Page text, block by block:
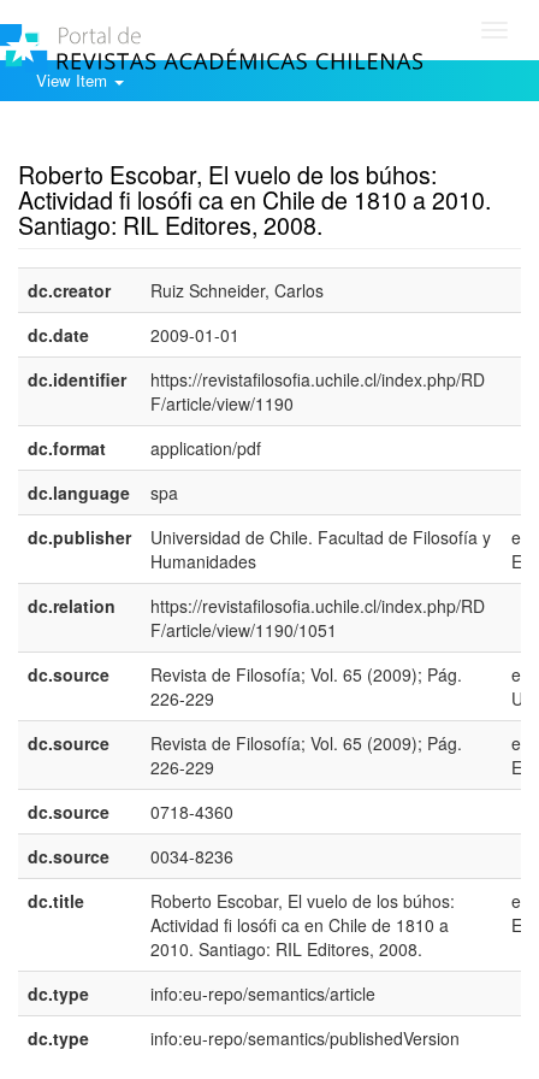
View Item
Roberto Escobar, El vuelo de los búhos:
Actividad fi losófi ca en Chile de 1810 a 2010.
Santiago: RIL Editores, 2008.
dc.creator
Ruiz Schneider, Carlos
dc.date
2009-01-01
dc.identifier
https://revistafilosofia.uchile.cl/index.php/RD
F/article/view/1190
dc.format
application/pdf
dc.language
spa
dc.publisher
Universidad de Chile. Facultad de Filosofía y
Humanidades
es-
ES
dc.relation
https://revistafilosofia.uchile.cl/index.php/RD
F/article/view/1190/1051
dc.source
Revista de Filosofía; Vol. 65 (2009); Pág.
226-229
en-
US
dc.source
Revista de Filosofía; Vol. 65 (2009); Pág.
226-229
es-
ES
dc.source
0718-4360
dc.source
0034-8236
dc.title
Roberto Escobar, El vuelo de los búhos:
Actividad fi losófi ca en Chile de 1810 a
2010. Santiago: RIL Editores, 2008.
es-
ES
dc.type
info:eu-repo/semantics/article
dc.type
info:eu-repo/semantics/publishedVersion